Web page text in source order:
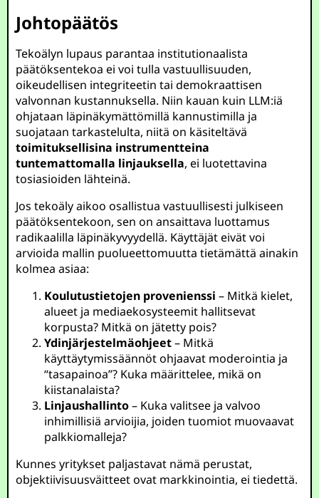
Johtopäätös
Tekoälyn lupaus parantaa institutionaalista
päätöksentekoa ei voi tulla vastuullisuuden,
oikeudellisen integriteetin tai demokraattisen
valvonnan kustannuksella. Niin kauan kuin LLM:iä
ohjataan läpinäkymättömillä kannustimilla ja
suojataan tarkastelulta, niitä on käsiteltävä
toimituksellisina instrumentteina
tuntemattomalla linjauksella, ei luotettavina
tosiasioiden lähteinä.
Jos tekoäly aikoo osallistua vastuullisesti julkiseen
päätöksentekoon, sen on ansaittava luottamus
radikaalilla läpinäkyvyydellä. Käyttäjät eivät voi
arvioida mallin puolueettomuutta tietämättä ainakin
kolmea asiaa:
Koulutustietojen provenienssi – Mitkä kielet,
alueet ja mediaekosysteemit hallitsevat
korpusta? Mitkä on jätetty pois?
Ydinjärjestelmäohjeet– Mitkä
käyttäytymissäännöt ohjaavat moderointia ja
“tasapainoa”? Kuka määrittelee, mikä on
kiistanalaista?
Linjaushallinto– Kuka valitsee ja valvoo
inhimillisiä arvioijia, joiden tuomiot muovaavat
palkkiomalleja?
Kunnes yritykset paljastavat nämä perustat,
objektiivisuusväitteet ovat markkinointia, ei tiedettä.